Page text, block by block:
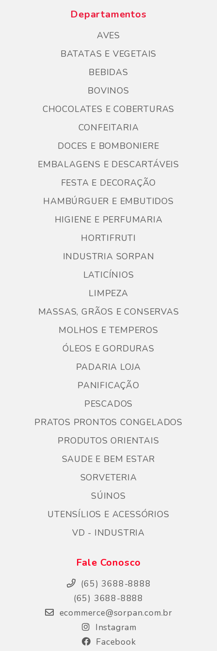
Departamentos
AVES
BATATAS E VEGETAIS
BEBIDAS
BOVINOS
CHOCOLATES E COBERTURAS
CONFEITARIA
DOCES E BOMBONIERE
EMBALAGENS E DESCARTÁVEIS
FESTA E DECORAÇÃO
HAMBÚRGUER E EMBUTIDOS
HIGIENE E PERFUMARIA
HORTIFRUTI
INDUSTRIA SORPAN
LATICÍNIOS
LIMPEZA
MASSAS, GRÃOS E CONSERVAS
MOLHOS E TEMPEROS
ÓLEOS E GORDURAS
PADARIA LOJA
PANIFICAÇÃO
PESCADOS
PRATOS PRONTOS CONGELADOS
PRODUTOS ORIENTAIS
SAUDE E BEM ESTAR
SORVETERIA
SÚINOS
UTENSÍLIOS E ACESSÓRIOS
VD - INDUSTRIA
Fale Conosco
(65) 3688-8888
(65) 3688-8888
ecommerce@sorpan.com.br
Instagram
Facebook